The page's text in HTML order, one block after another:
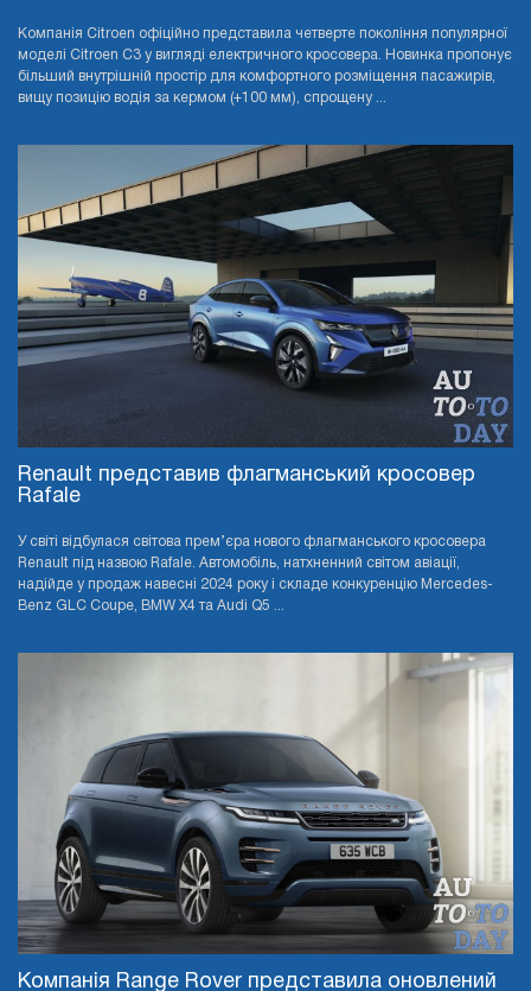
Компанія Citroen офіційно представила четверте покоління популярної
моделі Citroen C3 у вигляді електричного кросовера. Новинка пропонує
більший внутрішній простір для комфортного розміщення пасажирів,
вищу позицію водія за кермом (+100 мм), спрощену ...
Renault представив флагманський кросовер
Rafale
У світі відбулася світова прем’єра нового флагманського кросовера
Renault під назвою Rafale. Автомобіль, натхненний світом авіації,
надійде у продаж навесні 2024 року і складе конкуренцію Mercedes-
Benz GLC Coupe, BMW X4 та Audi Q5 ...
Компанія Range Rover представила оновлений